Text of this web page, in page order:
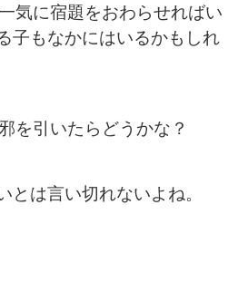
気に宿題をおわらせればい
もなかにはいるかもしれ
を引いたらどうかな？
とは言い切れないよね。